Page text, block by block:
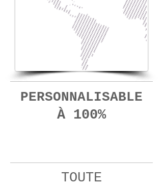
PERSONNALISABLE
À 100%
TOUTE